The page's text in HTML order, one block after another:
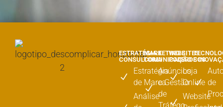
ESTRATÉGIA E
CONSULTORIA
Estratégia
de Marca
Análise
MARKETING E
COMUNICAÇÃO
Anúncios
e Gestão
de
WEBSITES
PODEROSOS
Loja
Online
Website
E
de